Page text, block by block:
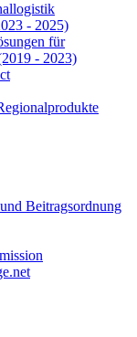
- 2025)
für
- 2023)
Beitragsordnung